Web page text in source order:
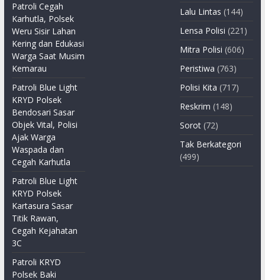
Patroli Cegah
Karhutla, Polsek
Weru Sisir Lahan
Kering dan Edukasi
Warga Saat Musim
Kemarau
Patroli Blue Light
KRYD Polsek
Bendosari Sasar
Objek Vital, Polisi
Ajak Warga
Waspada dan
Cegah Karhutla
Patroli Blue Light
KRYD Polsek
Kartasura Sasar
Titik Rawan,
Cegah Kejahatan
3C
Patroli KRYD
Polsek Baki
Lalu Lintas (144)
Lensa Polisi (221)
Mitra Polisi (606)
Peristiwa (763)
Polisi Kita (717)
Reskrim (148)
Sorot (72)
Tak Berkategori
(499)